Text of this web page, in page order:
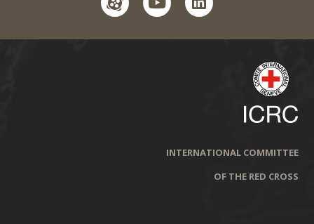
INTERNATIONAL COMMITTEE
OF THE RED CROSS